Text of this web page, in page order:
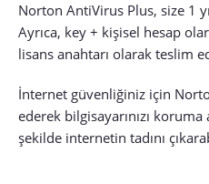
Norton AntiVirus Plus, size 1
Ayrıca, key + kişisel hesap
lisans anahtarı olarak teslim
İnternet güvenliğiniz için
ederek bilgisayarınızı
şekilde internetin tadını